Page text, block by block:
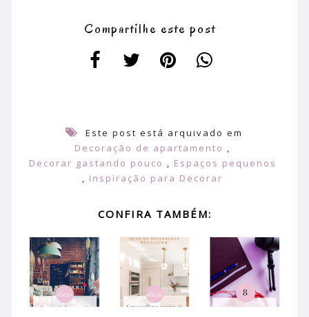
Compartilhe este post
Este post está arquivado em
Decoração de apartamento ,
Decorar gastando pouco , Espaços pequenos
, Inspiração para Decorar
CONFIRA TAMBÉM: